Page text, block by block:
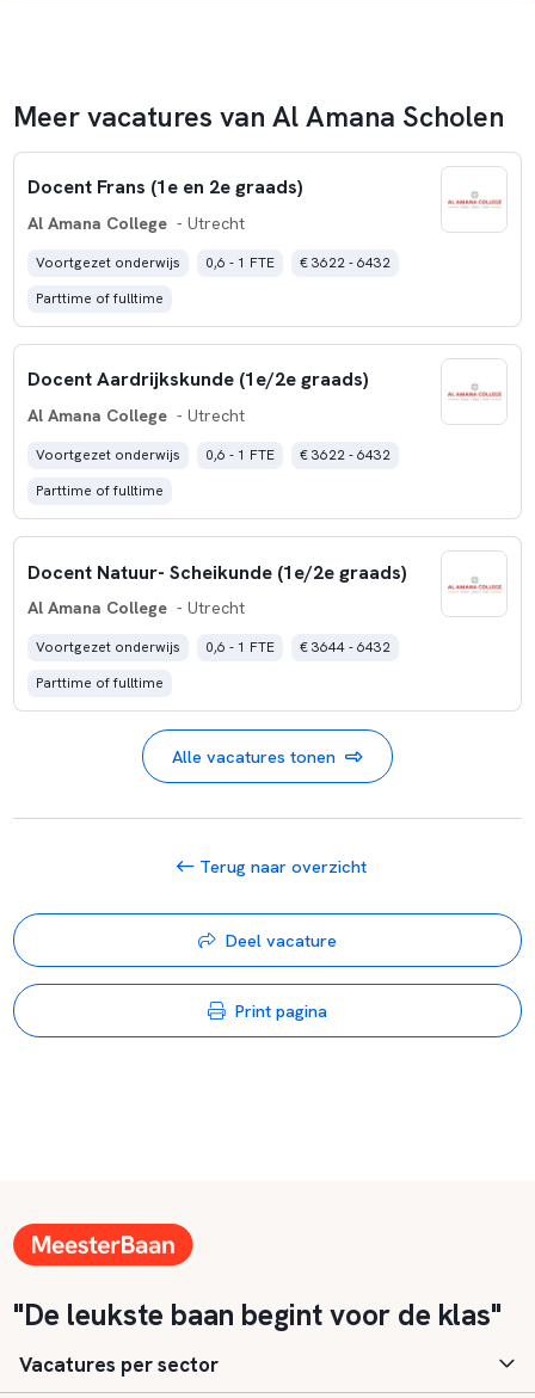
Meer vacatures van Al Amana Scholen
Docent Frans (1e en 2e graads)
Al Amana College - Utrecht
Voortgezet onderwijs 0,6 - 1 FTE
€ 3622 - 6432
Parttime of fulltime
Docent Aardrijkskunde (1e/2e graads)
Al Amana College - Utrecht
Voortgezet onderwijs 0,6 - 1 FTE
€ 3622 - 6432
Parttime of fulltime
Docent Natuur- Scheikunde (1e/2e graads)
Al Amana College - Utrecht
Voortgezet onderwijs 0,6 - 1 FTE
€ 3644 - 6432
Parttime of fulltime
Alle vacatures tonen
Terug naar overzicht
Deel vacature
Print pagina
"De leukste baan begint voor de klas"
Vacatures per sector